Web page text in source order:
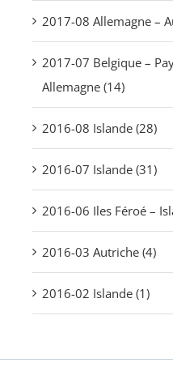
2017-08 Allemagne –
2017-07 Belgique –
Allemagne (14)
2016-08 Islande (28)
2016-07 Islande (31)
2016-06 Iles Féroé –
2016-03 Autriche (4)
2016-02 Islande (1)